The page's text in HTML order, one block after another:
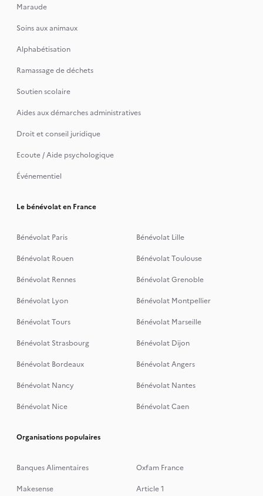
Maraude
Soins aux animaux
Alphabétisation
Ramassage de déchets
Soutien scolaire
Aides aux démarches administratives
Droit et conseil juridique
Ecoute / Aide psychologique
Événementiel
Le bénévolat en France
Bénévolat Paris
Bénévolat Lille
Bénévolat Rouen
Bénévolat Toulouse
Bénévolat Rennes
Bénévolat Grenoble
Bénévolat Lyon
Bénévolat Montpellier
Bénévolat Tours
Bénévolat Marseille
Bénévolat Strasbourg
Bénévolat Dijon
Bénévolat Bordeaux
Bénévolat Angers
Bénévolat Nancy
Bénévolat Nantes
Bénévolat Nice
Bénévolat Caen
Organisations populaires
Banques Alimentaires
Oxfam France
Makesense
Article 1